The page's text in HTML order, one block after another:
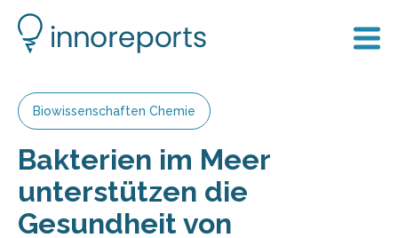
Biowissenschaften Chemie
Bakterien im Meer
unterstützen die
Gesundheit von